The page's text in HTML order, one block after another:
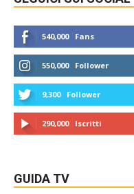
540,000 Fans
550,000 Follower
9,300 Follower
290,000 Iscritti
GUIDA TV